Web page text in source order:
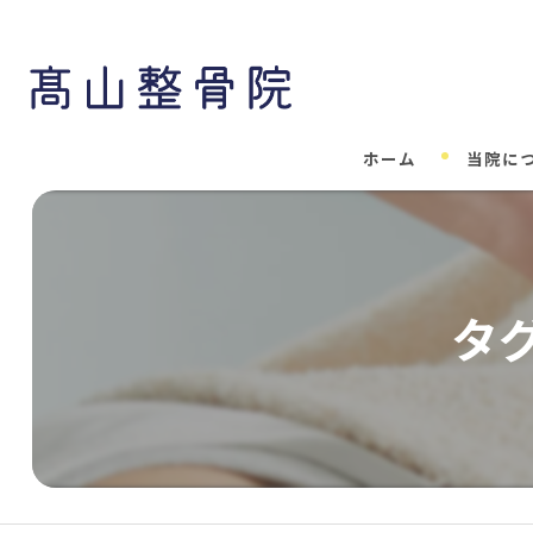
ホーム 当院に
タ